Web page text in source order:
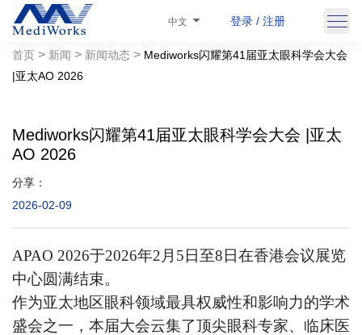
中文 登录 / 注册
首页 > 新闻 > 新闻动态 > Mediworks闪耀第41届亚太眼科学会大会
|亚太AO 2026
Mediworks闪耀第41届亚太眼科学会大会 |亚太
AO 2026
分享：
2026-02-09
APAO 2026于2026年2月5日至8日在香港会议展览
中心圆满结束。
作为亚太地区眼科领域最具权威性和影响力的学术
盛会之一，本届大会云集了顶尖眼科专家、临床医